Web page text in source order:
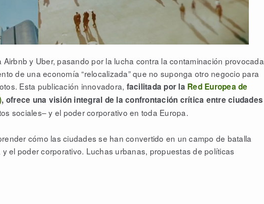
y Uber, pasando por la lucha contra la contaminación provocada
de una economía “relocalizada” que no suponga otro negocio para
Esta publicación innovadora, facilitada por la Red Europea de
, ofrece una visión integral de la confrontación crítica entre ciudades
sociales– y el poder corporativo en toda Europa.
cómo las ciudades se han convertido en un campo de batalla
el poder corporativo. Luchas urbanas, propuestas de políticas